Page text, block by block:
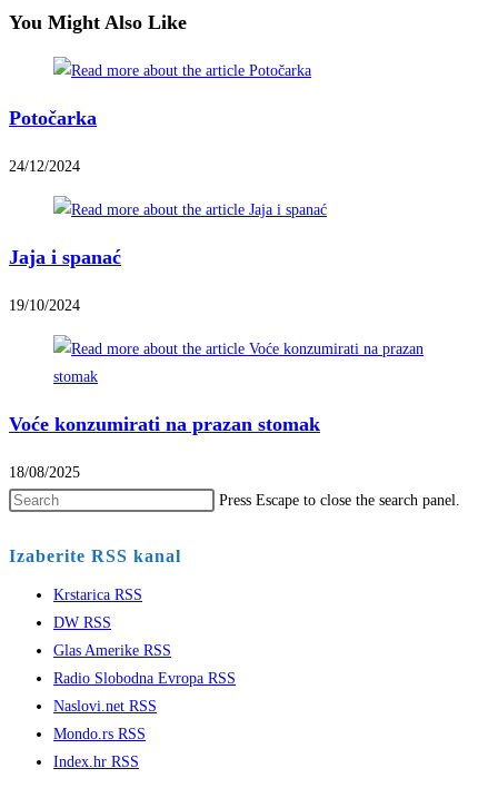
You Might Also Like
Potočarka
24/12/2024
Jaja i spanać
19/10/2024
Voće konzumirati na prazan stomak
18/08/2025
Press Escape to close the search panel.
Izaberite RSS kanal
Krstarica RSS
DW RSS
Glas Amerike RSS
Radio Slobodna Evropa RSS
Naslovi.net RSS
Mondo.rs RSS
Index.hr RSS